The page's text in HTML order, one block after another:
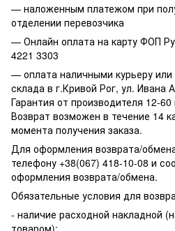
— наложенным платежом при
отделении перевозчика
— Онлайн оплата на карту ФОП
4221 3303
— оплата наличными курьеру
склада в г.Кривой Рог, ул. Ивана
Гарантия от производителя 12-
Возврат возможен в течение 14
момента получения заказа.
Для оформления возврата/
телефону +38(067) 418-10-08 и
оформления возврата/обмена.
Обязательные условия для
- наличие расходной накладной
товаром);